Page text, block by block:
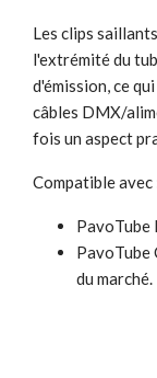
Les clips
l'extrémité du
d'émission, ce
câbles DMX/
fois un aspect
Compatible avec
PavoTube
PavoTube
du marché.